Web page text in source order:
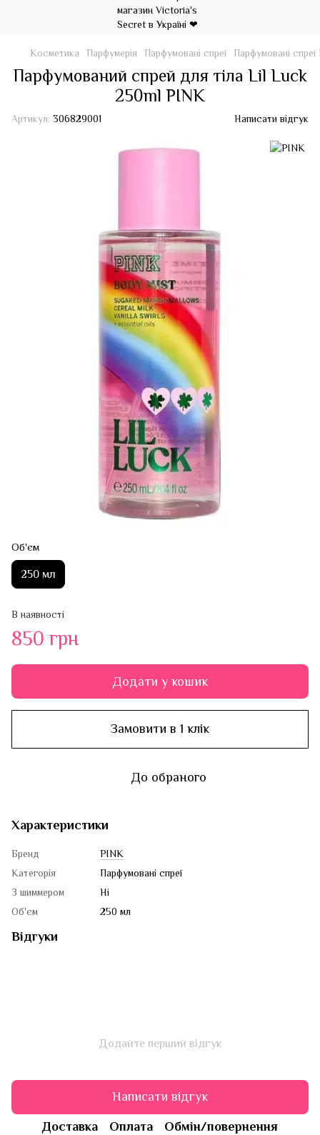
Косметика Парфумерія Парфумовані спреї Парфумовані
Парфумований спрей для тіла Lil Luck
250ml PINK
Артикул: 306829001 Написати відгук
Об'єм
250 мл
В наявності
850 грн
Додати у кошик
Замовити в 1 клік
До обраного
Характеристики
Бренд
PINK
Категорія
Парфумовані спреї
З шиммером
Ні
Об'єм
250 мл
Відгуки
Додайте перший відгук
Написати відгук
Доставка Оплата Обмін/повернення